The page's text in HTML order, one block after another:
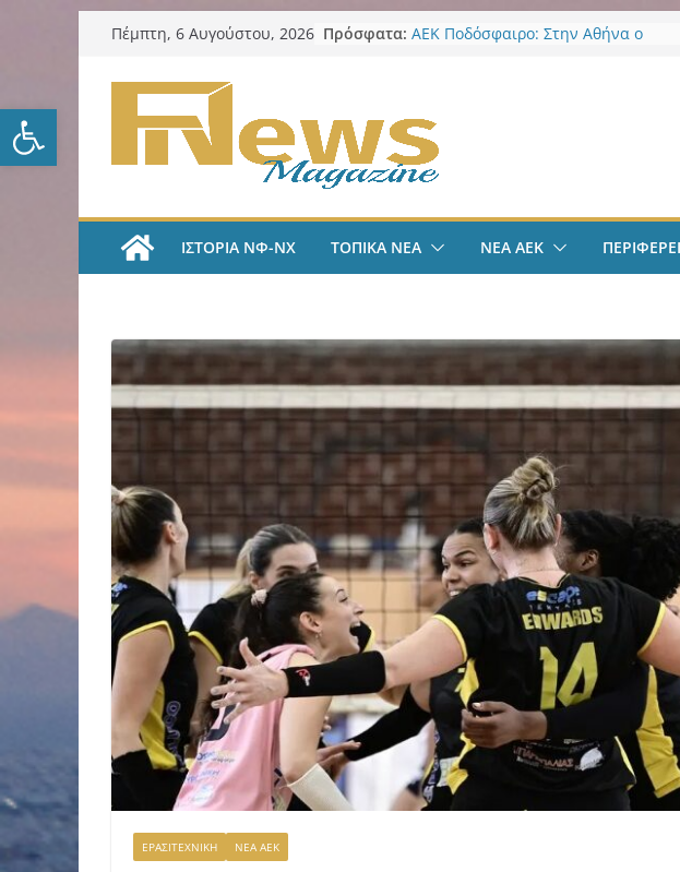
Ανοίξτε τη γραμμή εργαλείων
Μετάβαση
περιεχόμενο
Πέμπτη, 6 Αυγούστου, 2026 Πρόσφατα: ΑΕΚ Ποδόσφαιρο: Στην Αθήνα ο
ΑΕΚ Ποδόσφαιρο: Ανακοινώθηκε
και επίσημα ο Μίλαν Βιτάλις
Νίκος Χαρδαλιάς: «Με το
Παρατηρητήριο Έργων η
ψηφιακά εργαλεία στην Ευρώπη
για τη διαφάνεια και τη
με Άννα Γκόμες Ρεσέντε
ΑΕΚ Χάντμπολ Γυναικών:
Ανακοίνωσε την Νικολίνα Ανδρέου,
18χρονη Κύπρια εξτρέμ
ΙΣΤΟΡΙΑ ΝΦ-ΝΧ ΤΟΠΙΚΑ ΝΕΑ ΝΕΑ ΑΕΚ
ΕΡΑΣΙΤΕΧΝΙΚΗ ΝΕΑ ΑΕΚ